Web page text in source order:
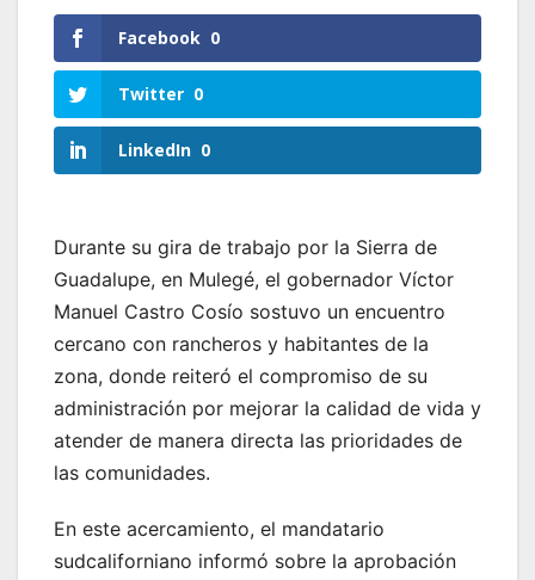
Facebook 0
Twitter 0
LinkedIn 0
Durante su gira de trabajo por la Sierra de
Guadalupe, en Mulegé, el gobernador Víctor
Manuel Castro Cosío sostuvo un encuentro
cercano con rancheros y habitantes de la
zona, donde reiteró el compromiso de su
administración por mejorar la calidad de vida y
atender de manera directa las prioridades de
las comunidades.
En este acercamiento, el mandatario
sudcaliforniano informó sobre la aprobación